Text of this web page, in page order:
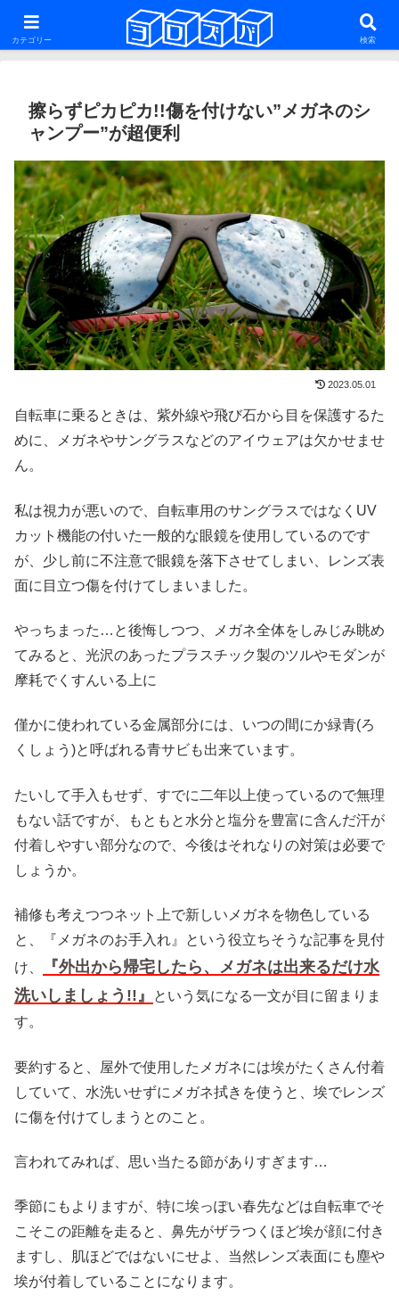
ファットバイク・29er・ミニベロ・グラベルロードを話題にした雑多な自転車
系ブログ
擦らずピカピカ!!傷を付けない”メガネのシ
ャンプー”が超便利
2023.05.01
自転車に乗るときは、紫外線や飛び石から目を保護するた
めに、メガネやサングラスなどのアイウェアは欠かせませ
ん。
私は視力が悪いので、自転車用のサングラスではなくUV
カット機能の付いた一般的な眼鏡を使用しているのです
が、少し前に不注意で眼鏡を落下させてしまい、レンズ表
面に目立つ傷を付けてしまいました。
やっちまった…と後悔しつつ、メガネ全体をしみじみ眺め
てみると、光沢のあったプラスチック製のツルやモダンが
摩耗でくすんいる上に
僅かに使われている金属部分には、いつの間にか緑青(ろ
くしょう)と呼ばれる青サビも出来ています。
たいして手入もせず、すでに二年以上使っているので無理
もない話ですが、もともと水分と塩分を豊富に含んだ汗が
付着しやすい部分なので、今後はそれなりの対策は必要で
しょうか。
補修も考えつつネット上で新しいメガネを物色している
と、『メガネのお手入れ』という役立ちそうな記事を見付
け、
『外出から帰宅したら、メガネは出来るだけ水
洗いしましょう!!』
という気になる一文が目に留まりま
す。
要約すると、屋外で使用したメガネには埃がたくさん付着
していて、水洗いせずにメガネ拭きを使うと、埃でレンズ
に傷を付けてしまうとのこと。
言われてみれば、思い当たる節がありすぎます…
季節にもよりますが、特に埃っぽい春先などは自転車でそ
こそこの距離を走ると、鼻先がザラつくほど埃が顔に付き
ますし、肌ほどではないにせよ、当然レンズ表面にも塵や
埃が付着していることになります。
カテゴリー 検索